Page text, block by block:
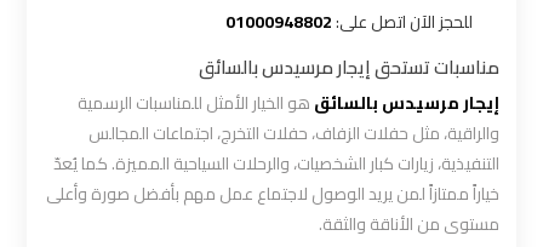
للحجز الآن اتصل على:01000948802
مناسبات تستحق إيجار مرسيدس بالسائق
إيجار مرسيدس بالسائقهو الخيار الأمثل للمناسبات الرسمية
والراقية، مثل حفلات الزفاف، حفلات التخرج، اجتماعات المجالس
التنفيذية، زيارات كبار الشخصيات، والرحلات السياحية المميزة. كما يُعدّ
خياراً ممتازاً لمن يريد الوصول لاجتماع عمل مهم بأفضل صورة وأعلى
مستوى من الأناقة والثقة.
اسكندرية
ليموزين
المطار
الساخن